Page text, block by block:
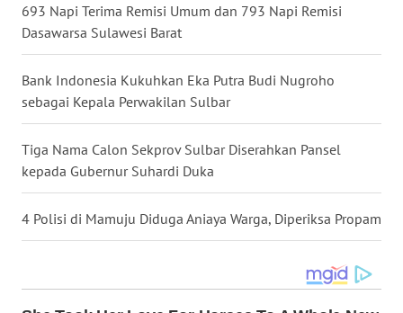
693 Napi Terima Remisi Umum dan 793 Napi Remisi
Dasawarsa Sulawesi Barat
Bank Indonesia Kukuhkan Eka Putra Budi Nugroho
sebagai Kepala Perwakilan Sulbar
Tiga Nama Calon Sekprov Sulbar Diserahkan Pansel
kepada Gubernur Suhardi Duka
4 Polisi di Mamuju Diduga Aniaya Warga, Diperiksa Propam
WN
JOGJA
WN
JATIM
WN
BALI
WN
KALBAR
WN
KALTENG